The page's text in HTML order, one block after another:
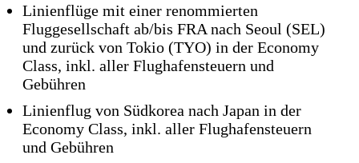
Linienflüge mit einer renommierten
Fluggesellschaft ab/bis FRA nach Seoul (SEL)
und zurück von Tokio (TYO) in der Economy
Class, inkl. aller Flughafensteuern und
Gebühren
Linienflug von Südkorea nach Japan in der
Economy Class, inkl. aller Flughafensteuern
und Gebühren